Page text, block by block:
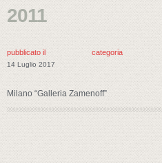
2011
pubblicato il
14 Luglio 2017
categoria
Milano “Galleria Zamenoff”